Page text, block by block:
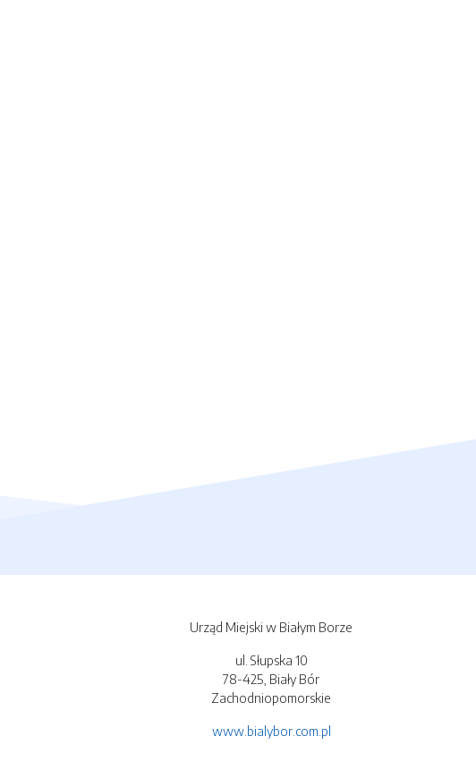
Urząd Miejski w Białym Borze
ul. Słupska 10
78-425, Biały Bór
Zachodniopomorskie
www.bialybor.com.pl